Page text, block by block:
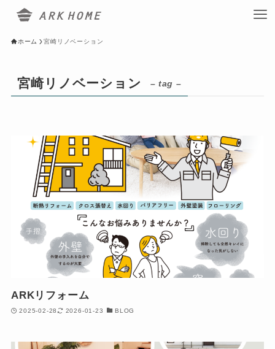
ホーム 宮崎リノベーション
宮崎リノベーション – tag –
ARKリフォーム
2025-02-28 2026-01-23 BLOG